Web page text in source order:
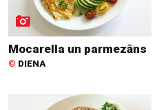
Mocarella un parmezāns
© DIENA